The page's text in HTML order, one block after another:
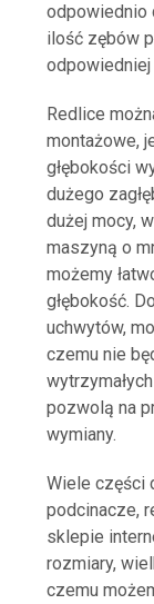
odpowiednio
ilość zębów
odpowiedniej
Redlice
montażowe,
głębokości
dużego
dużej mocy,
maszyną o
możemy
głębokość.
uchwytów,
czemu nie
pozwolą na
wymiany.
Wiele części
podcinacze,
sklepie
rozmiary,
czemu